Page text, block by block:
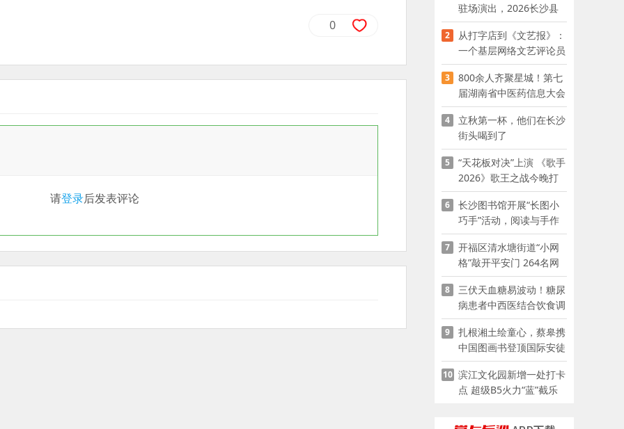
0
请登录后发表评论
驻场演出，2026长沙县
夜市嘉年华启幕
2
从打字店到《文艺报》：
一个基层网络文艺评论员
的突围
3
800余人齐聚星城！第七
届湖南省中医药信息大会
开幕，AI正在“读懂”古老
中医
4
立秋第一杯，他们在长沙
街头喝到了
5
“天花板对决”上演 《歌手
2026》歌王之战今晚打
响
6
长沙图书馆开展“长图小
巧手”活动，阅读与手作
赋能少儿暑期成长
7
开福区清水塘街道“小网
格”敲开平安门 264名网
格员扫楼“错峰问安”
8
三伏天血糖易波动！糖尿
病患者中西医结合饮食调
养指南
9
扎根湘土绘童心，蔡皋携
中国图画书登顶国际安徒
生奖
10 滨江文化园新增一处打卡
点 超级B5火力“蓝”截乐